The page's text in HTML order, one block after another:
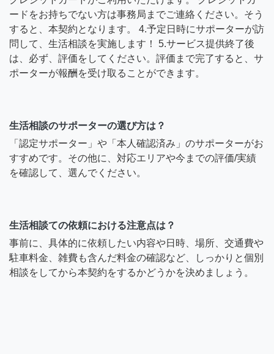
ードをお持ちでない方は事務局までご連絡ください。そう
すると、本契約となります。 4.予定日時にサポーターが訪
問して、生活相談を実施します！ 5.サービス提供終了後
は、必ず、評価をしてください。評価まで完了すると、サ
ポーターが報酬を受け取ることができます。
生活相談のサポーターの選び方は？
「認定サポーター」や「本人確認済み」のサポーターがお
すすめです。その他に、対応エリアや今までの評価/実績
を確認して、選んでください。
生活相談ての依頼における注意点は？
事前に、具体的に依頼したい内容や日時、場所、交通費や
駐車料金、雑費も含んだ料金の確認など、しっかりと個別
相談をしてから本契約をするかどうかを決めましょう。